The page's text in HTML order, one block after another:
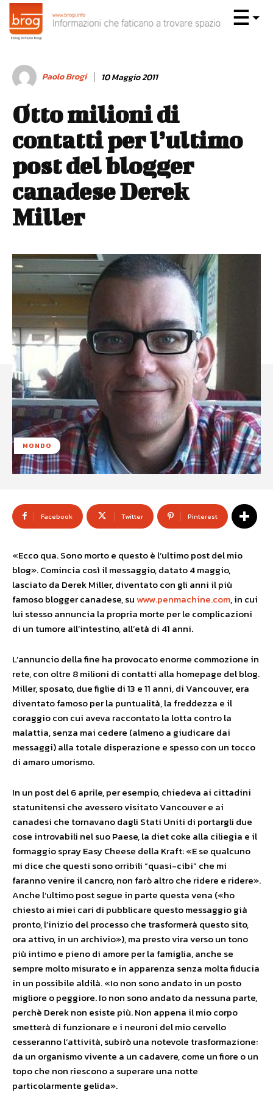
Paolo Brogi 10 Maggio 2011
Otto milioni di
contatti per l’ultimo
post del blogger
canadese Derek
Miller
MONDO
Facebook Twitter Pinterest
«Ecco qua. Sono morto e questo è l’ultimo post del mio
blog». Comincia così il messaggio, datato 4 maggio,
lasciato da Derek Miller, diventato con gli anni il più
famoso blogger canadese, suwww.penmachine.com, in cui
lui stesso annuncia la propria morte per le complicazioni
di un tumore all’intestino, all’età di 41 anni.
L’annuncio della fine ha provocato enorme commozione in
rete, con oltre 8 milioni di contatti alla homepage del blog.
Miller, sposato, due figlie di 13 e 11 anni, di Vancouver, era
diventato famoso per la puntualità, la freddezza e il
coraggio con cui aveva raccontato la lotta contro la
malattia, senza mai cedere (almeno a giudicare dai
messaggi) alla totale disperazione e spesso con un tocco
di amaro umorismo.
In un post del 6 aprile, per esempio, chiedeva ai cittadini
statunitensi che avessero visitato Vancouver e ai
canadesi che tornavano dagli Stati Uniti di portargli due
cose introvabili nel suo Paese, la diet coke alla ciliegia e il
formaggio spray Easy Cheese della Kraft: «E se qualcuno
mi dice che questi sono orribili “quasi-cibi” che mi
faranno venire il cancro, non farò altro che ridere e ridere».
Anche l’ultimo post segue in parte questa vena («ho
chiesto ai miei cari di pubblicare questo messaggio già
pronto, l’inizio del processo che trasformerà questo sito,
ora attivo, in un archivio»), ma presto vira verso un tono
più intimo e pieno di amore per la famiglia, anche se
sempre molto misurato e in apparenza senza molta fiducia
in un possibile aldilà. «Io non sono andato in un posto
migliore o peggiore. Io non sono andato da nessuna parte,
perchè Derek non esiste più. Non appena il mio corpo
smetterà di funzionare e i neuroni del mio cervello
cesseranno l’attività, subirò una notevole trasformazione:
da un organismo vivente a un cadavere, come un fiore o un
topo che non riescono a superare una notte
particolarmente gelida».